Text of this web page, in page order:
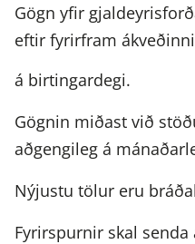
Gögn yfir
eftir fyrirfram ákveðinni
á birtingardegi.
Gögnin miðast við
aðgengileg á
Nýjustu tölur eru
Fyrirspurnir skal senda